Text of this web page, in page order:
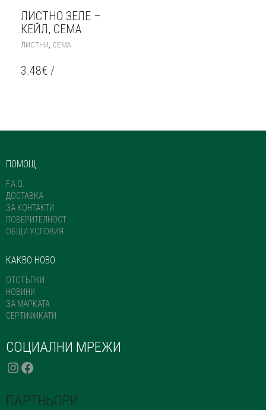
ЛИСТНО ЗЕЛЕ –
КЕЙЛ, СЕМА
ЛИСТНИ, СЕМА
3.48€ /
ПОМОЩ
F.A.Q.
ДОСТАВКА
ЗА КОНТАКТИ
ПОВЕРИТЕЛНОСТ
ОБЩИ УСЛОВИЯ
КАКВО НОВО
ОТСТЪПКИ
НОВИНИ
ЗА МАРКАТА
СЕРТИФИКАТИ
СОЦИАЛНИ МРЕЖИ
INSTAGRAM
FACEBOOK
ПАРТНЬОРИ